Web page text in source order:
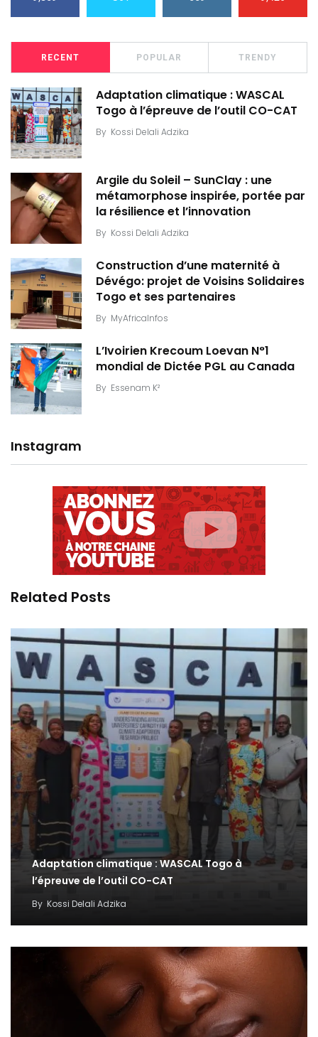
RECENT POPULAR TRENDY
Adaptation climatique : WASCAL
Togo à l’épreuve de l’outil CO-CAT
By Kossi Delali Adzika
Argile du Soleil – SunClay : une
métamorphose inspirée, portée par
la résilience et l’innovation
By Kossi Delali Adzika
Construction d’une maternité à
Dévégo: projet de Voisins Solidaires
Togo et ses partenaires
By MyAfricaInfos
L’Ivoirien Krecoum Loevan N°1
mondial de Dictée PGL au Canada
By Essenam K²
Instagram
Related Posts
Adaptation climatique : WASCAL Togo à
l’épreuve de l’outil CO-CAT
By Kossi Delali Adzika